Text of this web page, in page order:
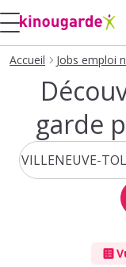
Accueil Jobs emploi
garde